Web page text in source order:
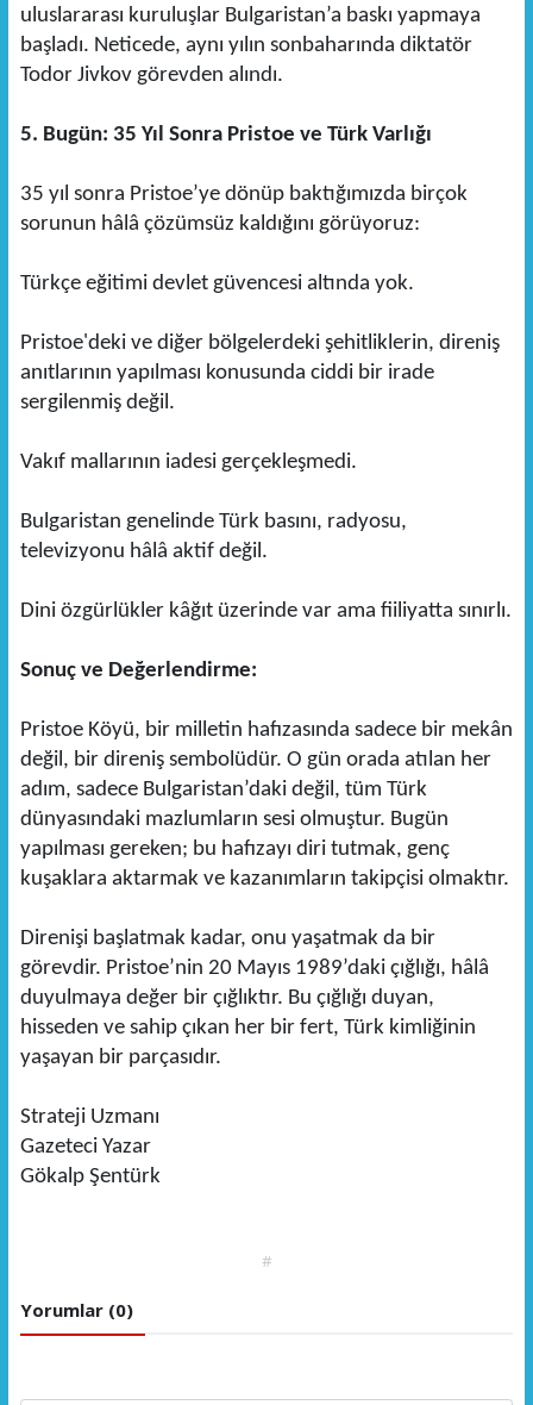
uluslararası kuruluşlar Bulgaristan’a baskı yapmaya
başladı. Neticede, aynı yılın sonbaharında diktatör
Todor Jivkov görevden alındı.
5. Bugün: 35 Yıl Sonra Pristoe ve Türk Varlığı
35 yıl sonra Pristoe’ye dönüp baktığımızda birçok
sorunun hâlâ çözümsüz kaldığını görüyoruz:
Türkçe eğitimi devlet güvencesi altında yok.
Pristoe'deki ve diğer bölgelerdeki şehitliklerin, direniş
anıtlarının yapılması konusunda ciddi bir irade
sergilenmiş değil.
Vakıf mallarının iadesi gerçekleşmedi.
Bulgaristan genelinde Türk basını, radyosu,
televizyonu hâlâ aktif değil.
Dini özgürlükler kâğıt üzerinde var ama fiiliyatta sınırlı.
Sonuç ve Değerlendirme:
Pristoe Köyü, bir milletin hafızasında sadece bir mekân
değil, bir direniş sembolüdür. O gün orada atılan her
adım, sadece Bulgaristan’daki değil, tüm Türk
dünyasındaki mazlumların sesi olmuştur. Bugün
yapılması gereken; bu hafızayı diri tutmak, genç
kuşaklara aktarmak ve kazanımların takipçisi olmaktır.
Direnişi başlatmak kadar, onu yaşatmak da bir
görevdir. Pristoe’nin 20 Mayıs 1989’daki çığlığı, hâlâ
duyulmaya değer bir çığlıktır. Bu çığlığı duyan,
hisseden ve sahip çıkan her bir fert, Türk kimliğinin
yaşayan bir parçasıdır.
Strateji Uzmanı
Gazeteci Yazar
Gökalp Şentürk
#
Yorumlar (0)